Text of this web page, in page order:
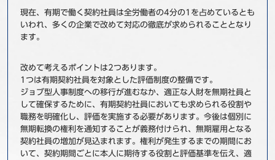
現在、有期で働く契約社員は全労働者の4分の1を占めているとも
いわれ、多くの企業で改めて対応の徹底が求められることとなり
ます。
改めて考えるポイントは2つあります。
1つは有期契約社員を対象とした評価制度の整備です。
ジョブ型人事制度への移行が進むなか、適正な人財を無期社員と
して確保するために、有期契約社員においても求められる役割や
職務を明確化し、評価を実施する必要があります。今後は個別に
無期転換の権利を通知することが義務付けられ、無期雇用となる
契約社員の増加が見込まれます。権利が発生するまでの期間にお
いて、契約期間ごとに本人に期待する役割と評価基準を伝え、適